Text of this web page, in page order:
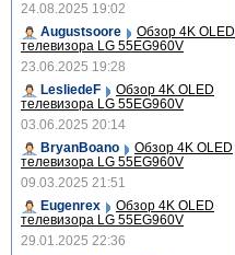
24.08.2025 19:02
Augustsoore
Обзор 4K OLED
телевизора LG 55EG960V
23.06.2025 19:28
LesliedeF
Обзор 4K OLED
телевизора LG 55EG960V
03.06.2025 20:14
BryanBoano
Обзор 4K OLED
телевизора LG 55EG960V
09.03.2025 21:51
Eugenrex
Обзор 4K OLED
телевизора LG 55EG960V
29.01.2025 22:36